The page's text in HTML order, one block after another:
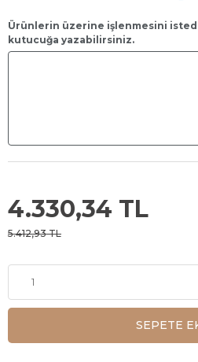
Ürünlerin üzerine işlenmesini
kutucuğa yazabilirsiniz.
4.330,34 TL
5.412,93 TL
SEPETE